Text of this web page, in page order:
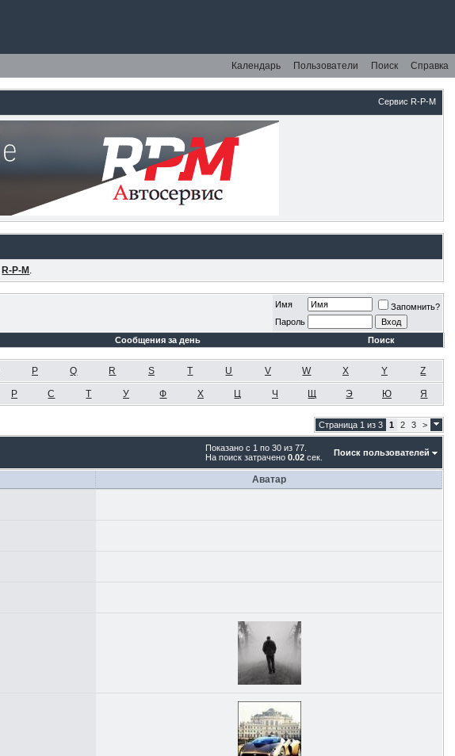
Календарь Пользователи Поиск Справка
Сервис R-P-M
R-P-M .
Имя
Запомнить?
Пароль
Сообщения за день Поиск
P Q R S T U V W X Y Z
Р С Т У Ф Х Ц Ч Щ Э Ю Я
Страница 1 из 3 1 2 3 >
Показано с 1 по 30 из 77.
На поиск затрачено0.02 сек. Поиск пользователей
Аватар